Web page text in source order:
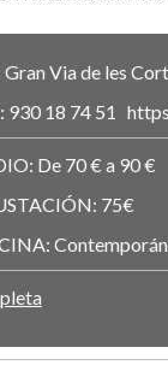
Gran Via de les
930 18 74 51
De 70 € a 90 €
75€